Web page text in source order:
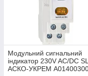
Модульний сигнальний
індикатор 230V AC/DC
АСКО-УКРЕМ